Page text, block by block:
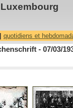
quotidiens et
- 07/03/